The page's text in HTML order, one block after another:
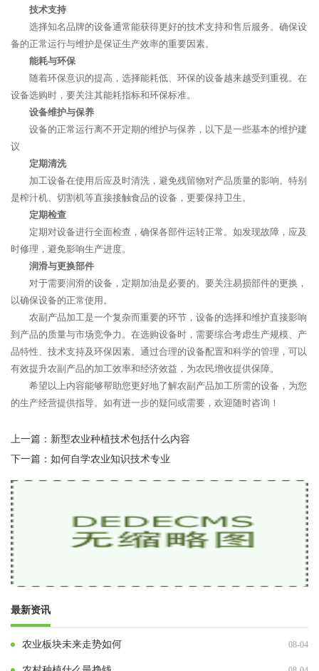
技术支持
选择知名品牌的设备通常能获得更好的技术支持和售后服务。确保设
备的正常运行与维护是保证生产效率的重要因素。
能耗与环保
随着环保意识的提高，选择能耗低、环保的设备越来越受到重视。在
设备选购时，要关注其能耗指标和环保标准。
设备维护与保养
设备的正常运行离不开定期的维护与保养，以下是一些基本的维护建
议
定期清洗
加工设备在使用后应及时清洗，避免残留物对产品质量的影响。特别
是榨汁机、切割机等直接接触食品的设备，更要保持卫生。
定期检查
定期对设备进行全面检查，确保各部件运转正常。如发现故障，应及
时修理，避免影响生产进度。
润滑与更换部件
对于需要润滑的设备，定期加油是必要的。要关注易损部件的更换，
以确保设备的正常使用。
农副产品加工是一个复杂而重要的环节，设备的选择和维护直接影响
到产品的质量与市场竞争力。在选购设备时，需要综合考虑生产规模、产
品特性、技术支持及环保因素。通过合理的设备配置和科学的管理，可以
有效提升农副产品的加工效率和经济效益，为农民增收提供保障。
希望以上内容能够帮助您更好地了解农副产品加工所需的设备，为您
的生产经营提供指导。如有进一步的疑问或需要，欢迎随时咨询！
上一篇： 新型农业种植技术包括什么内容
下一篇： 如何自学农业知识技术专业
最新资讯
农业板块未来走势如何 08-04